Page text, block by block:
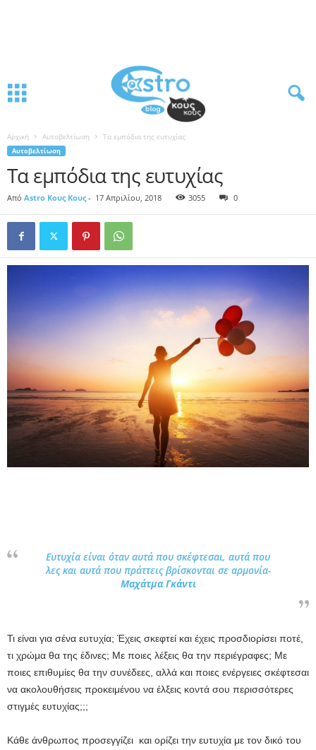
Αρχική Αυτοβελτίωση Τα εμπόδια της ευτυχίας
Αυτοβελτίωση
Τα εμπόδια της ευτυχίας
Από Astro Κους Κους- 17 Απριλίου, 2018 3055 0
Ευτυχία είναι όταν αυτά που σκέφτεσαι, αυτά που
λες και αυτά που πράττεις βρίσκονται σε αρμονία-
Μαχάτμα Γκάντι
Τι είναι για σένα ευτυχία; Έχεις σκεφτεί και έχεις προσδιορίσει ποτέ,
τι χρώμα θα της έδινες; Με ποιες λέξεις θα την περιέγραφες; Με
ποιες επιθυμίες θα την συνέδεες, αλλά και ποιες ενέργειες σκέφτεσαι
να ακολουθήσεις προκειμένου να έλξεις κοντά σου περισσότερες
στιγμές ευτυχίας;;;
Κάθε άνθρωπος προσεγγίζει και ορίζει την ευτυχία με τον δικό του